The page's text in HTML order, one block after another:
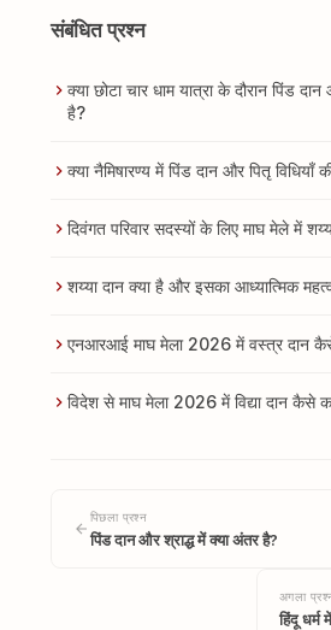
संबंधित प्रश्न
क्या छोटा चार धाम यात्रा के दौरान पिंड
है?
क्या नैमिषारण्य में पिंड दान और पितृ विधियाँ
दिवंगत परिवार सदस्यों के लिए माघ मेले में
शय्या दान क्या है और इसका आध्यात्मिक
एनआरआई माघ मेला 2026 में वस्त्र दान
विदेश से माघ मेला 2026 में विद्या दान कैसे
पिछला प्रश्न
पिंड दान और श्राद्ध में क्या अंतर है?
अगला
हिंदू धर्म